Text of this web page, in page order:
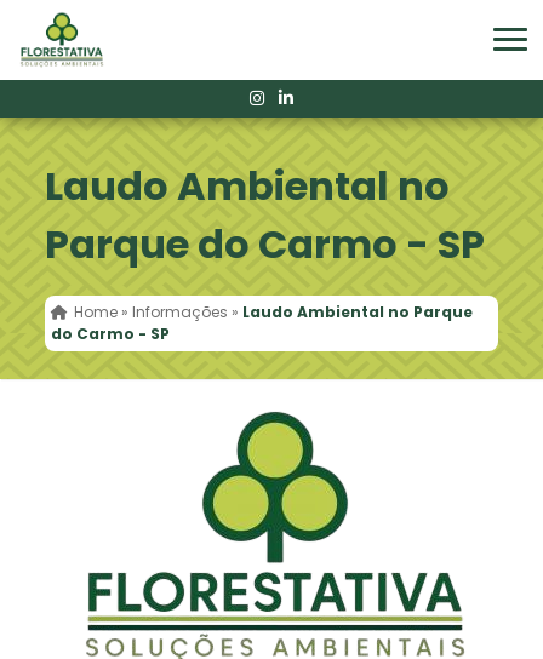
Laudo Ambiental no
Parque do Carmo - SP
Home » Informações » Laudo Ambiental no Parque
do Carmo - SP